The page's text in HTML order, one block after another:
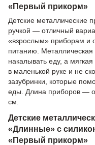
«Первый прикорм»
Детские металлические
ручкой — отличный
«взрослым» приборам и
питанию. Металлическая
накалывать еду, а
в маленькой руке и не
зазубринки, которые
еды. Длина приборов —
см.
Детские
«Длинные» с
«Первый прикорм»